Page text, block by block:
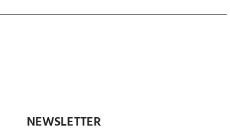
NEWSLETTER